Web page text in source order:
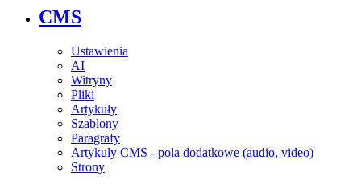
CMS
Ustawienia
AI
Witryny
Pliki
Artykuły
Szablony
Paragrafy
Artykuły CMS - pola dodatkowe (audio, video)
Strony